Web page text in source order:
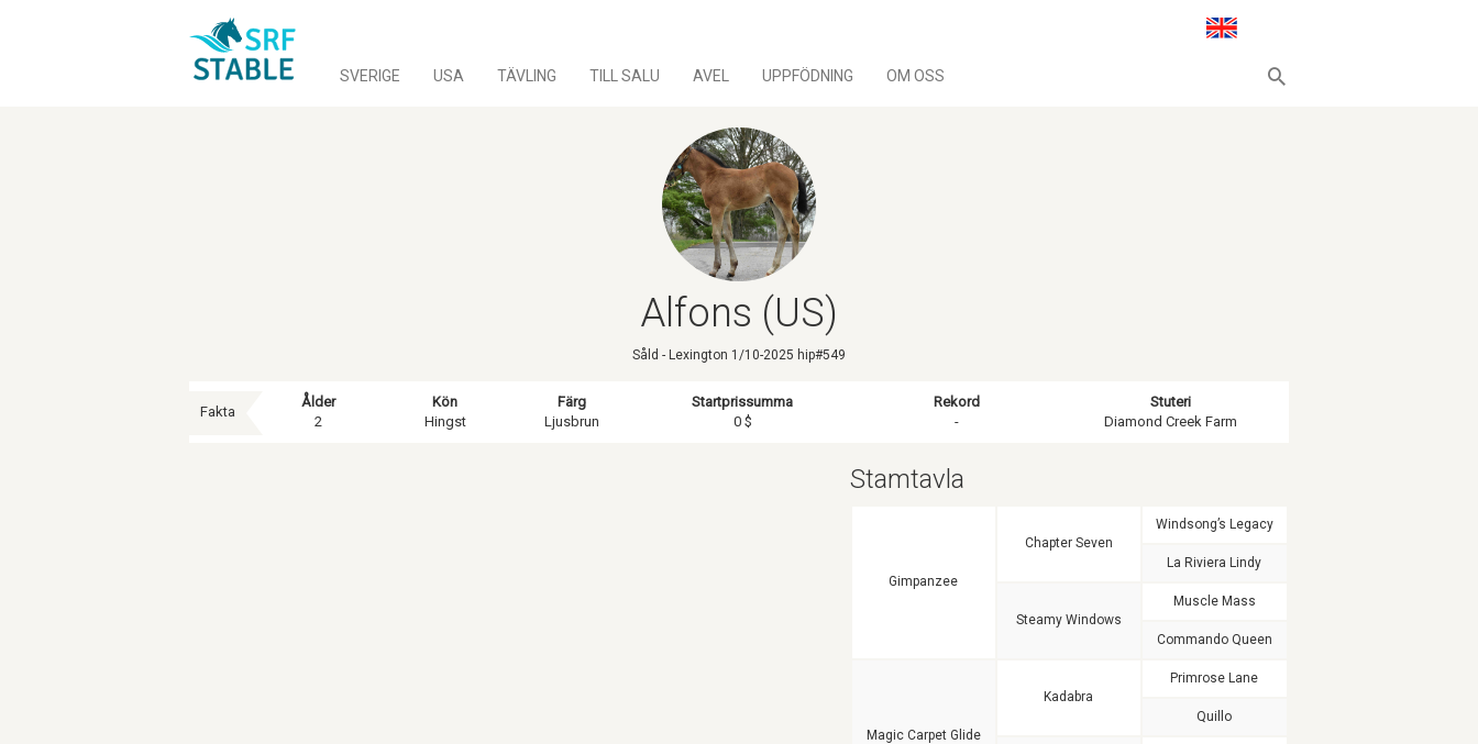
SVERIGE USA TÄVLING TILL SALU AVEL UPPFÖDNING OM OSS
Alfons (US)
Såld - Lexington 1/10-2025 hip#549
Fakta
Ålder
2
Kön
Hingst
Färg
Ljusbrun
Startprissumma
0 $
Rekord
-
Stuteri
Diamond Creek Farm
Stamtavla
Gimpanzee
Chapter Seven
Windsong’s Legacy
La Riviera Lindy
Steamy Windows
Muscle Mass
Commando Queen
Magic Carpet Glide
Kadabra
Primrose Lane
Quillo